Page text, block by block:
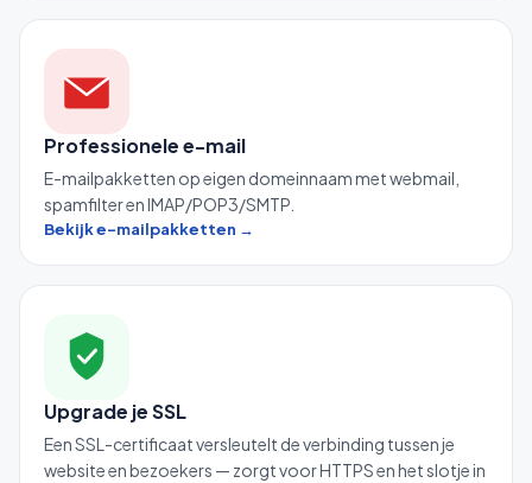
Professionele e-mail
E-mailpakketten op eigen domeinnaam met webmail,
spamfilter en IMAP/POP3/SMTP.
Bekijk e-mailpakketten →
Upgrade je SSL
Een SSL-certificaat versleutelt de verbinding tussen je
website en bezoekers — zorgt voor HTTPS en het slotje in